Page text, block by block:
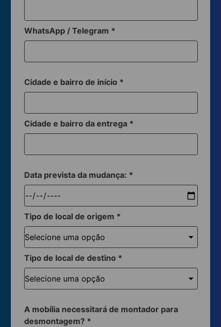
WhatsApp / Telegram *
Cidade e bairro de início *
Cidade e bairro da entrega *
Data prevista da mudança: *
Tipo de local de origem *
Tipo de local de destino *
A mobília necessitará de montador para
desmontagem? *